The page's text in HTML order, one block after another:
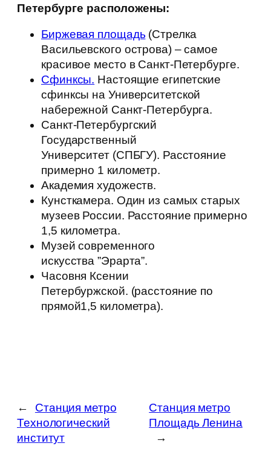
Петербурге расположены:
Биржевая площадь (Стрелка
Васильевского острова) – самое
красивое место в Санкт-Петербурге.
Сфинксы. Настоящие египетские
сфинксы на Университетской
набережной Санкт-Петербурга.
Санкт-Петербургский
Государственный
Университет (СПБГУ). Расстояние
примерно 1 километр.
Академия художеств.
Кунсткамера. Один из самых старых
музеев России. Расстояние примерно
1,5 километра.
Музей современного
искусства ”Эрарта”.
Часовня Ксении
Петербуржской. (расстояние по
прямой1,5 километра).
←
Станция метро
Технологический
институт
Станция метро
Площадь Ленина
→